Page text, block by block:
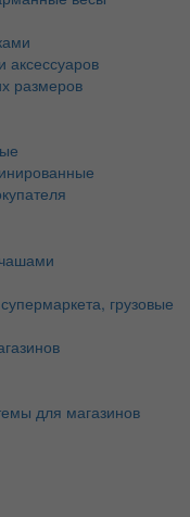
аксессуаров
размеров
грузовые
для магазинов